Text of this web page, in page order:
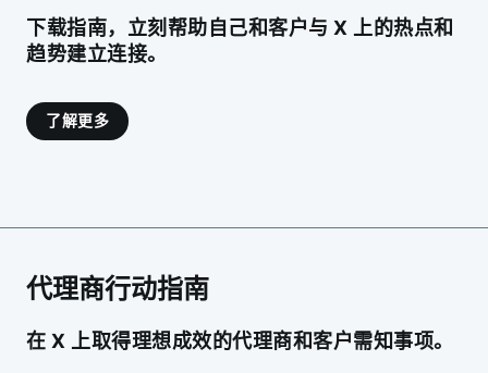
下载指南，立刻帮助自己和客户与 X 上的热点和
趋势建立连接。
了解更多
代理商行动指南
在 X 上取得理想成效的代理商和客户需知事项。